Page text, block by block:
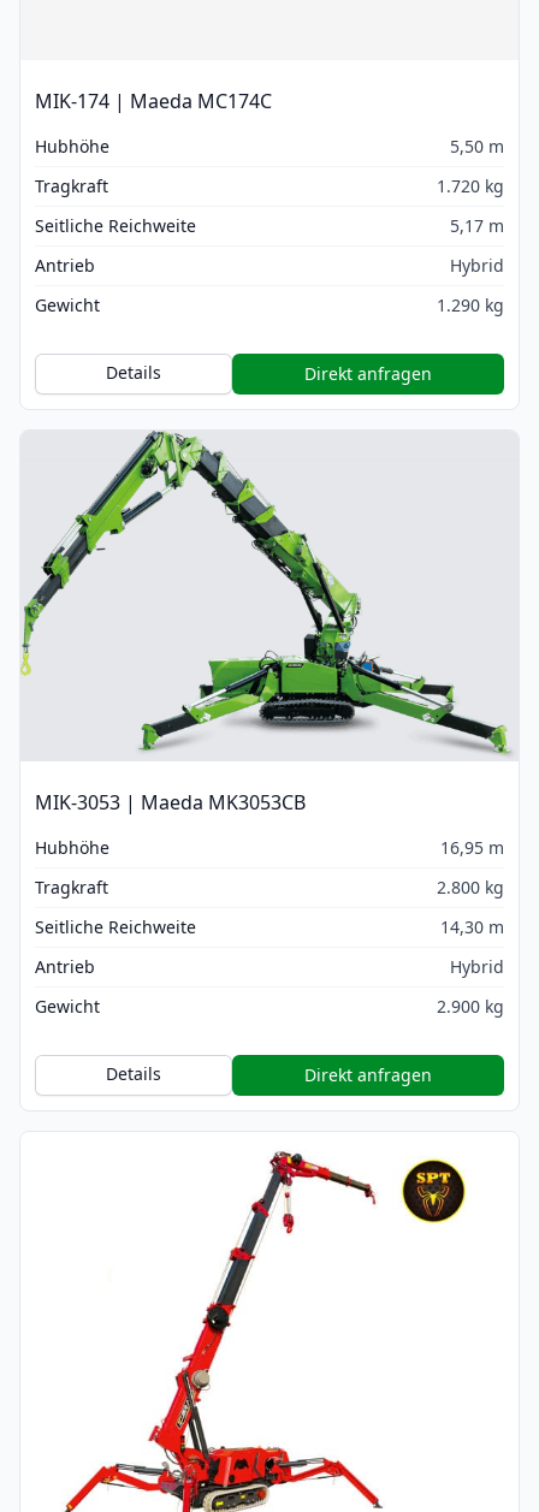
MIK-174 | Maeda MC174C
Hubhöhe
5,50 m
Tragkraft
1.720 kg
Seitliche Reichweite
5,17 m
Antrieb
Hybrid
Gewicht
1.290 kg
Details Direkt anfragen
MIK-3053 | Maeda MK3053CB
Hubhöhe
16,95 m
Tragkraft
2.800 kg
Seitliche Reichweite
14,30 m
Antrieb
Hybrid
Gewicht
2.900 kg
Details Direkt anfragen